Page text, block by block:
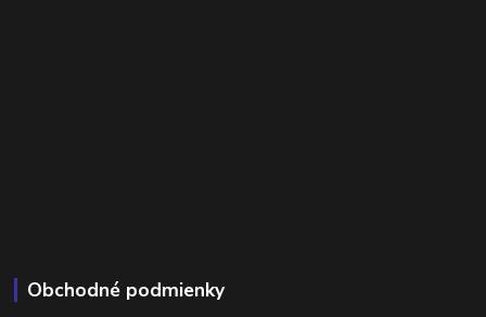
Obchodné podmienky